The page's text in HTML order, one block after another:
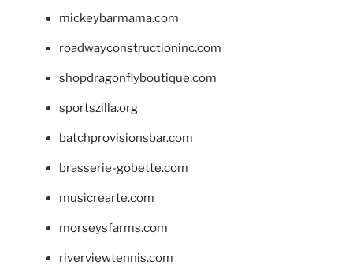
mickeybarmama.com
roadwayconstructioninc.com
shopdragonflyboutique.com
sportszilla.org
batchprovisionsbar.com
brasserie-gobette.com
musicrearte.com
morseysfarms.com
riverviewtennis.com